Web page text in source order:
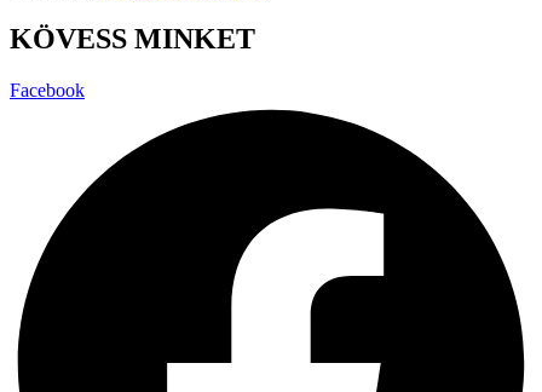
KÖVESS MINKET
Facebook